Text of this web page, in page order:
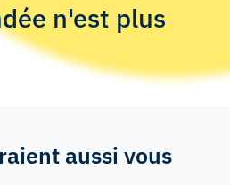
n'est plus
aussi vous